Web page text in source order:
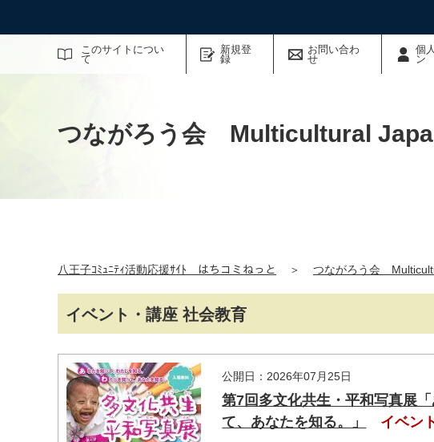
このサイトについ
て
新規登
録
お問い合わ
せ
個
ン
サイト内検索
つながろう会 Multicultural
八王子ｺﾐｭﾆﾃｨ活動応援ｻｲﾄ はちコミねっと ＞ つながろう会
イベント・講座 社会教育
公開日：2026年07月25日
第7回多文化共生・平和写真展
て、あなたを知る。」
イベン